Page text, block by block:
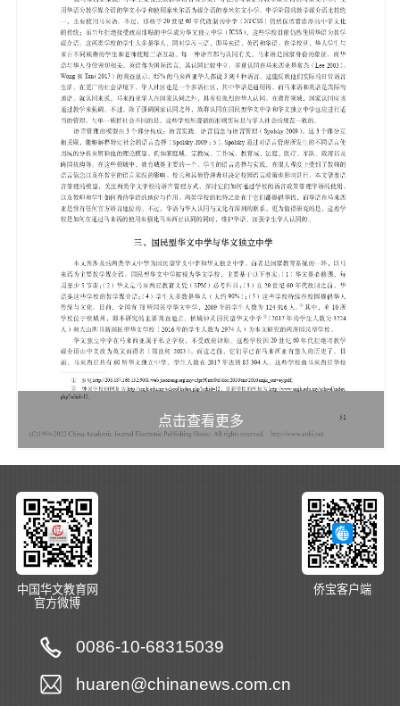
点击查看更多
中国华文教育网
官方微博
侨宝客户端
0086-10-68315039
huaren@chinanews.com.cn